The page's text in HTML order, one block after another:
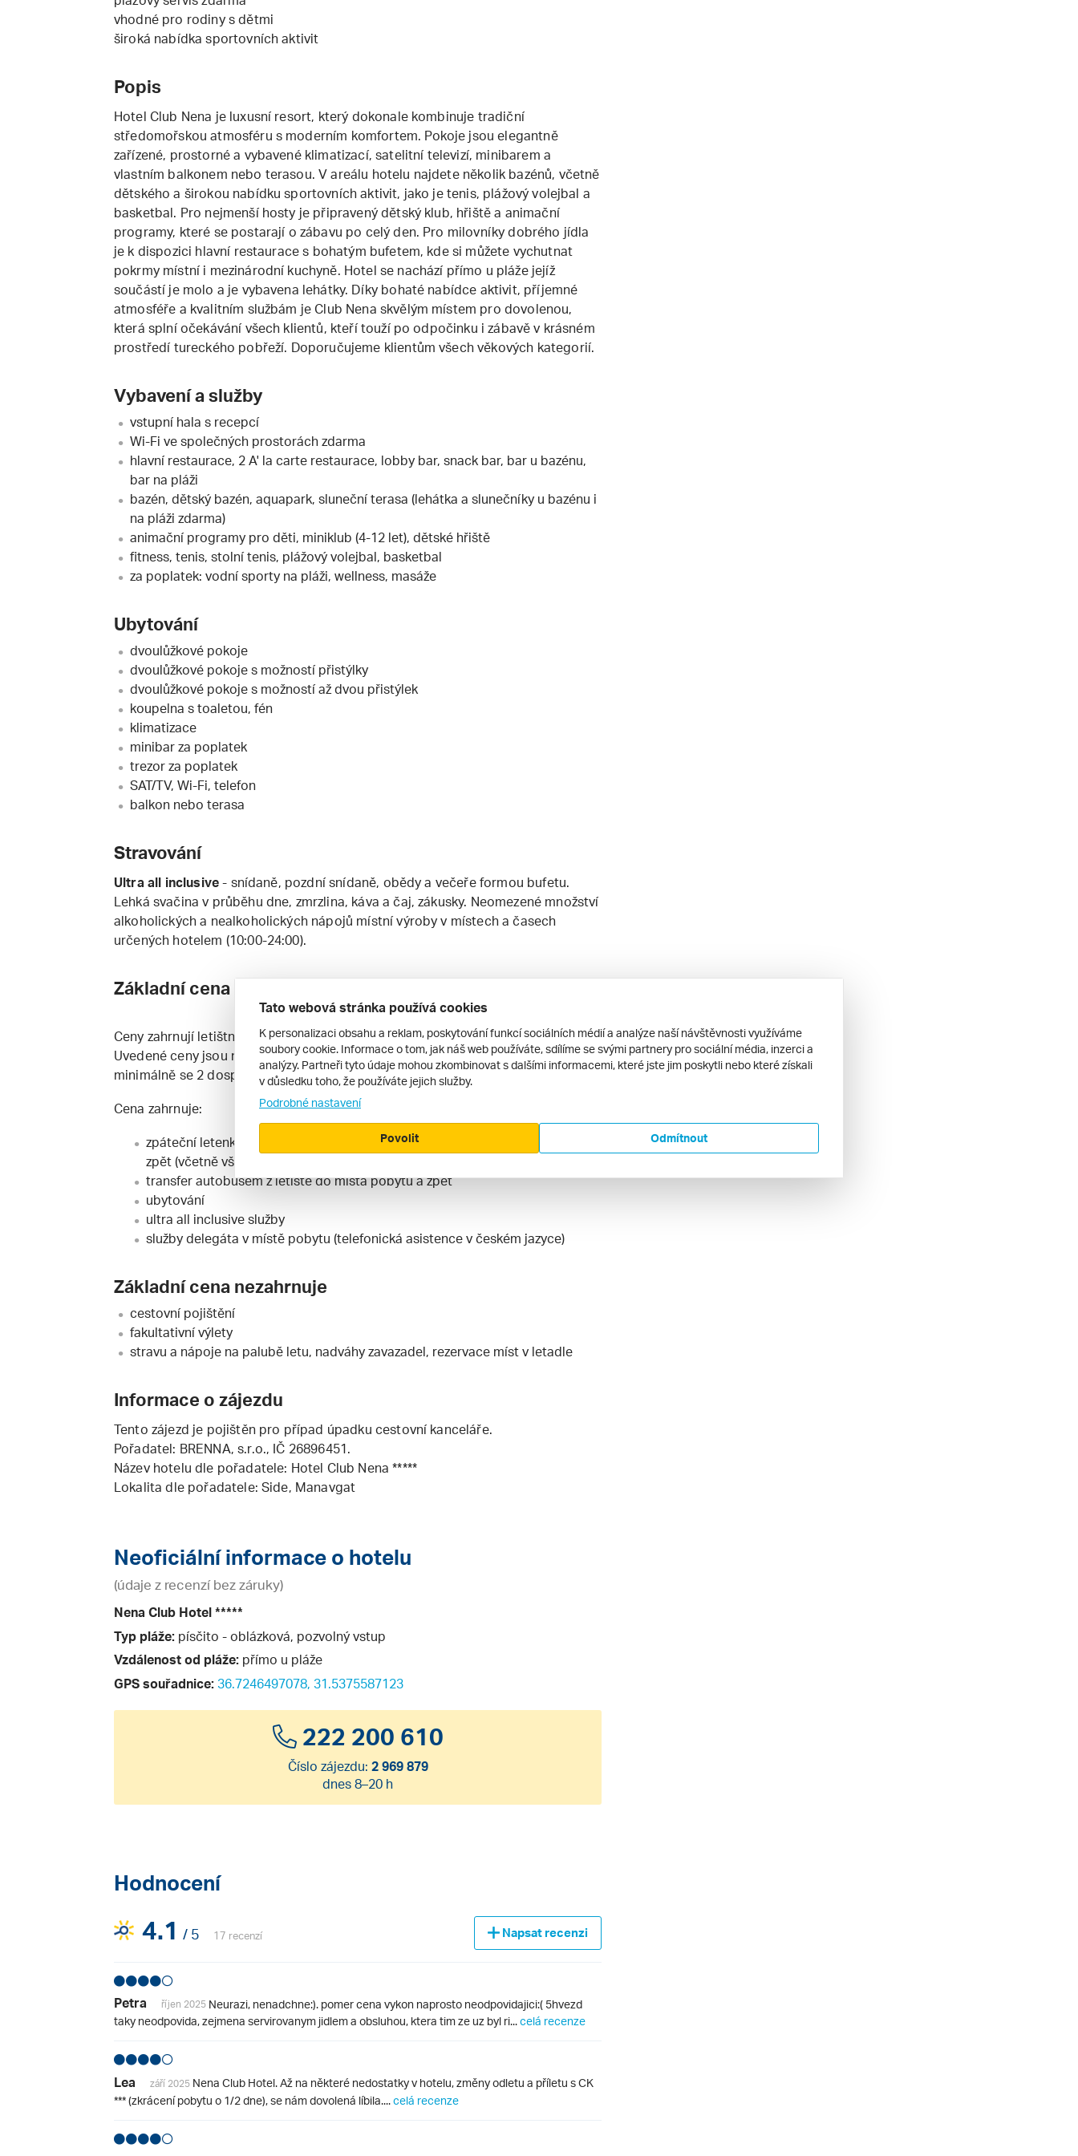
vhodné pro rodiny s dětmi
široká nabídka sportovních aktivit
Popis
Hotel Club Nena je luxusní resort, který dokonale kombinuje tradiční
středomořskou atmosféru s moderním komfortem. Pokoje jsou elegantně
zařízené, prostorné a vybavené klimatizací, satelitní televizí, minibarem a
vlastním balkonem nebo terasou. V areálu hotelu najdete několik bazénů, včetně
dětského a širokou nabídku sportovních aktivit, jako je tenis, plážový volejbal a
basketbal. Pro nejmenší hosty je připravený dětský klub, hřiště a animační
programy, které se postarají o zábavu po celý den. Pro milovníky dobrého jídla
je k dispozici hlavní restaurace s bohatým bufetem, kde si můžete vychutnat
pokrmy místní i mezinárodní kuchyně. Hotel se nachází přímo u pláže jejíž
součástí je molo a je vybavena lehátky. Díky bohaté nabídce aktivit, příjemné
atmosféře a kvalitním službám je Club Nena skvělým místem pro dovolenou,
která splní očekávání všech klientů, kteří touží po odpočinku i zábavě v krásném
prostředí tureckého pobřeží. Doporučujeme klientům všech věkových kategorií.
Vybavení a služby
vstupní hala s recepcí
Wi-Fi ve společných prostorách zdarma
hlavní restaurace, 2 A' la carte restaurace, lobby bar, snack bar, bar u bazénu,
bar na pláži
bazén, dětský bazén, aquapark, sluneční terasa (lehátka a slunečníky u bazénu i
na pláži zdarma)
animační programy pro děti, miniklub (4-12 let), dětské hřiště
fitness, tenis, stolní tenis, plážový volejbal, basketbal
za poplatek: vodní sporty na pláži, wellness, masáže
Ubytování
dvoulůžkové pokoje
dvoulůžkové pokoje s možností přistýlky
dvoulůžkové pokoje s možností až dvou přistýlek
koupelna s toaletou, fén
klimatizace
minibar za poplatek
trezor za poplatek
SAT/TV, Wi-Fi, telefon
balkon nebo terasa
Stravování
Ultra all inclusive - snídaně, pozdní snídaně, obědy a večeře formou bufetu.
Lehká svačina v průběhu dne, zmrzlina, káva a čaj, zákusky. Neomezené množství
alkoholických a nealkoholických nápojů místní výroby v místech a časech
určených hotelem (10:00-24:00).
Základní cena zahrnuje
Ceny zahrnují letištní taxy a palivový příplatek!
Uvedené ceny jsou na osobu. Dětská cena se týká dětí, které jsou ubytovány
minimálně se 2 dospělými osobami.
Cena zahrnuje:
zpáteční letenku z vybraného odletového letiště v ČR nebo SR do Antalye a
zpět (včetně všech poplatků)
transfer autobusem z letiště do místa pobytu a zpět
ubytování
ultra all inclusive služby
služby delegáta v místě pobytu (telefonická asistence v českém jazyce)
Základní cena nezahrnuje
cestovní pojištění
fakultativní výlety
stravu a nápoje na palubě letu, nadváhy zavazadel, rezervace míst v letadle
Informace o zájezdu
Tento zájezd je pojištěn pro případ úpadku cestovní kanceláře.
Pořadatel: BRENNA, s.r.o., IČ 26896451.
Název hotelu dle pořadatele: Hotel Club Nena *****
Lokalita dle pořadatele: Side, Manavgat
Neoficiální informace o hotelu
(údaje z recenzí bez záruky)
Nena Club Hotel *****
Typ pláže: písčito - oblázková, pozvolný vstup
Vzdálenost od pláže: přímo u pláže
GPS souřadnice: 36.7246497078, 31.5375587123
222 200 610
Číslo zájezdu: 2 969 879
dnes 8–20 h
Hodnocení
4.1 / 5 17 recenzí Napsat recenzi
Petra říjen 2025 Neurazi, nenadchne:). pomer cena vykon naprosto neodpovidajici:( 5hvezd
taky neodpovida, zejmena servirovanym jidlem a obsluhou, ktera tim ze uz byl ri...celá recenze
Lea září 2025 Nena Club Hotel. Až na některé nedostatky v hotelu, změny odletu a příletu s CK
*** (zkrácení pobytu o 1/2 dne), se nám dovolená líbila....celá recenze
Tato webová stránka používá cookies
K personalizaci obsahu a reklam, poskytování funkcí sociálních médií a analýze naší návštěvnosti využíváme
soubory cookie. Informace o tom, jak náš web používáte, sdílíme se svými partnery pro sociální média, inzerci a
analýzy. Partneři tyto údaje mohou zkombinovat s dalšími informacemi, které jste jim poskytli nebo které získali
v důsledku toho, že používáte jejich služby.
Podrobné nastavení
Odmítnout
Povolit